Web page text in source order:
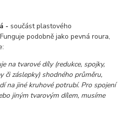
- součást plastového
podobně jako pevná roura,
na tvarové díly (redukce, spojky,
či záslepky) shodného průměru,
na jiné kruhové potrubí. Pro spojení
jiným tvarovým dílem, musíme